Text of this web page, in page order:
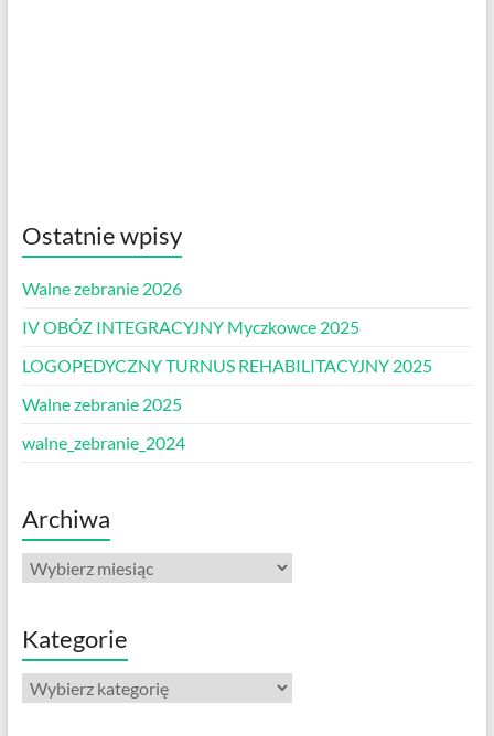
Ostatnie wpisy
Walne zebranie 2026
IV OBÓZ INTEGRACYJNY Myczkowce 2025
LOGOPEDYCZNY TURNUS REHABILITACYJNY 2025
Walne zebranie 2025
walne_zebranie_2024
Archiwa
Archiwa
Kategorie
Kategorie